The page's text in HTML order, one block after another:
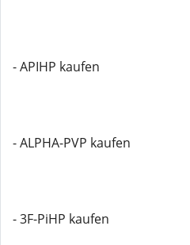
- APIHP kaufen
- ALPHA-PVP kaufen
- 3F-PiHP kaufen